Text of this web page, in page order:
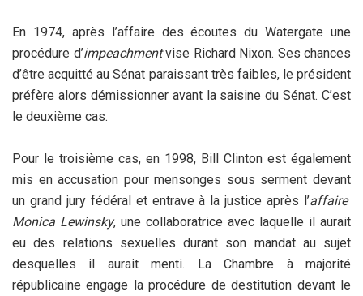
En 1974, après l’affaire des écoutes du Watergate une
procédure d’impeachmentvise Richard Nixon. Ses chances
d’être acquitté au Sénat paraissant très faibles, le président
préfère alors démissionner avant la saisine du Sénat. C’est
le deuxième cas.
Pour le troisième cas, en 1998, Bill Clinton est également
mis en accusation pour mensonges sous serment devant
un grand jury fédéral et entrave à la justice après l’affaire
Monica Lewinsky, une collaboratrice avec laquelle il aurait
eu des relations sexuelles durant son mandat au sujet
desquelles il aurait menti. La Chambre à majorité
républicaine engage la procédure de destitution devant le